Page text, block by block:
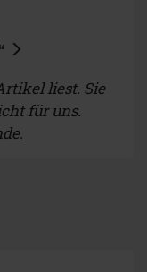
liest. Sie
für uns.